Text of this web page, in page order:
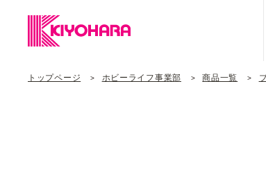
トップページ ホビーライフ事業部 商品一覧